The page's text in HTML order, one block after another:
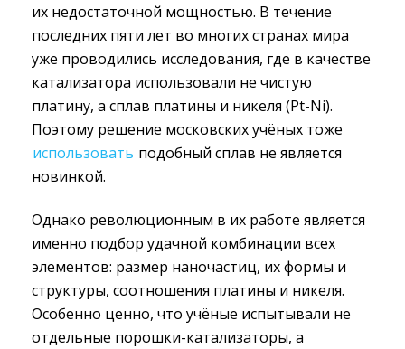
их недостаточной мощностью. В течение
последних пяти лет во многих странах мира
уже проводились исследования, где в качестве
катализатора использовали не чистую
платину, а сплав платины и никеля (Pt-Ni).
Поэтому решение московских учёных тоже
использовать подобный сплав не является
новинкой.
Однако революционным в их работе является
именно подбор удачной комбинации всех
элементов: размер наночастиц, их формы и
структуры, соотношения платины и никеля.
Особенно ценно, что учёные испытывали не
отдельные порошки-катализаторы, а